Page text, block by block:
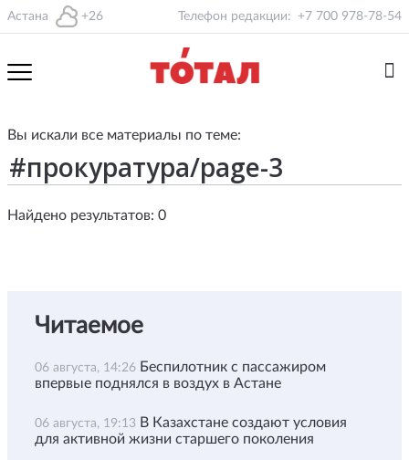
Астана +26 Телефон редакции: +7 700 978-78-54
Вы искали все материалы по теме:
Найдено результатов: 0
Читаемое
06 августа, 14:26 Беспилотник с пассажиром
впервые поднялся в воздух в Астане
06 августа, 19:13 В Казахстане создают условия
для активной жизни старшего поколения